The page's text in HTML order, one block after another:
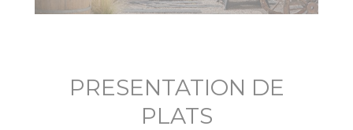
PRESENTATION DE
PLATS